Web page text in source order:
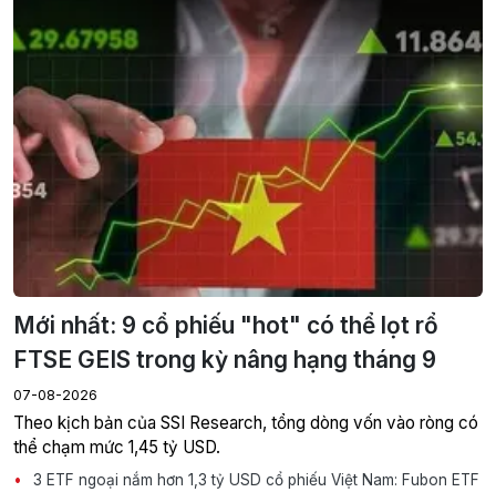
Mới nhất: 9 cổ phiếu "hot" có thể lọt rổ
FTSE GEIS trong kỳ nâng hạng tháng 9
07-08-2026
Theo kịch bản của SSI Research, tổng dòng vốn vào ròng có
thể chạm mức 1,45 tỷ USD.
3 ETF ngoại nắm hơn 1,3 tỷ USD cổ phiếu Việt Nam: Fubon ETF